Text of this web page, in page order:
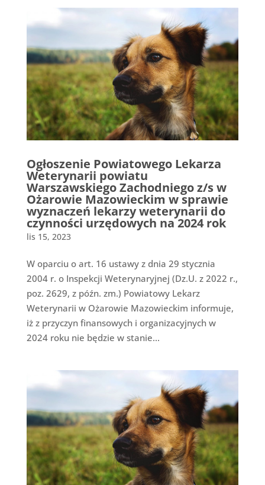
Ogłoszenie Powiatowego Lekarza
Weterynarii powiatu
Warszawskiego Zachodniego z/s w
Ożarowie Mazowieckim w sprawie
wyznaczeń lekarzy weterynarii do
czynności urzędowych na 2024 rok
lis 15, 2023
W oparciu o art. 16 ustawy z dnia 29 stycznia
2004 r. o Inspekcji Weterynaryjnej (Dz.U. z 2022 r.,
poz. 2629, z późn. zm.) Powiatowy Lekarz
Weterynarii w Ożarowie Mazowieckim informuje,
iż z przyczyn finansowych i organizacyjnych w
2024 roku nie będzie w stanie...